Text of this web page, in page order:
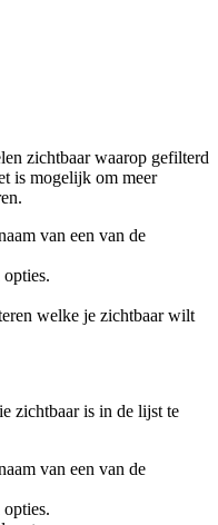
zichtbaar waarop gefilterd
is mogelijk om meer
van een van de
welke je zichtbaar wilt
zichtbaar is in de lijst te
van een van de